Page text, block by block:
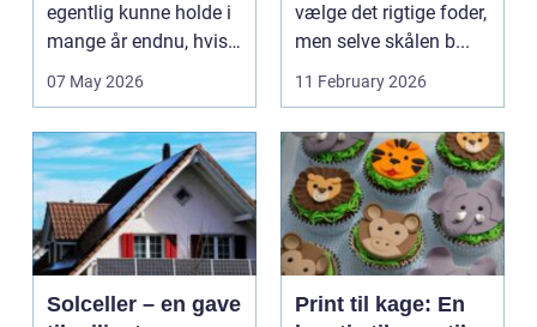
egentlig kunne holde i
mange år endnu, hvis
de fik den r...
07 May 2026
vælge det rigtige foder,
men selve skålen b...
11 February 2026
Solceller – en gave
Print til kage: En